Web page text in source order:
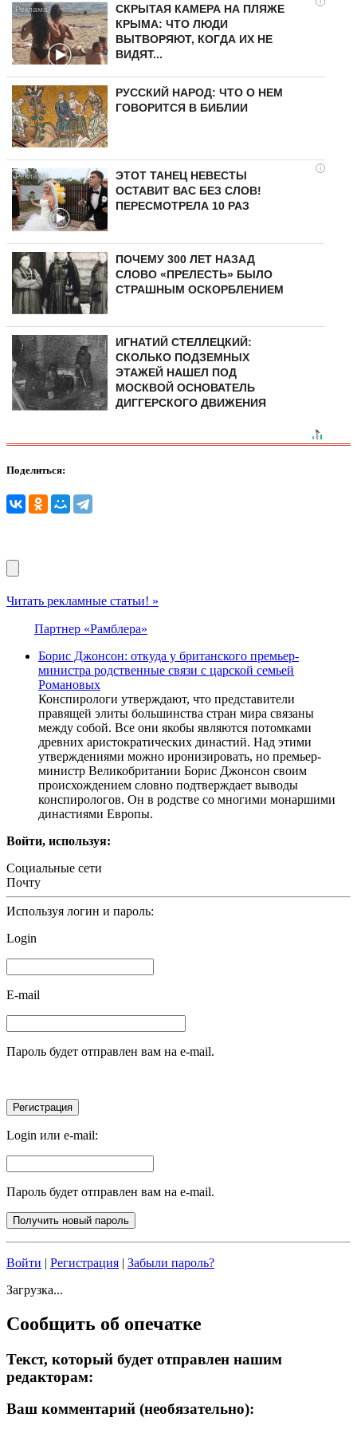
СКРЫТАЯ КАМЕРА НА ПЛЯЖЕ
КРЫМА: ЧТО ЛЮДИ
ВЫТВОРЯЮТ, КОГДА ИХ НЕ
ВИДЯТ...
РУССКИЙ НАРОД: ЧТО О НЕМ
ГОВОРИТСЯ В БИБЛИИ
i
ЭТОТ ТАНЕЦ НЕВЕСТЫ
ОСТАВИТ ВАС БЕЗ СЛОВ!
ПЕРЕСМОТРЕЛА 10 РАЗ
ПОЧЕМУ 300 ЛЕТ НАЗАД
СЛОВО «ПРЕЛЕСТЬ» БЫЛО
СТРАШНЫМ ОСКОРБЛЕНИЕМ
ИГНАТИЙ СТЕЛЛЕЦКИЙ:
СКОЛЬКО ПОДЗЕМНЫХ
ЭТАЖЕЙ НАШЕЛ ПОД
МОСКВОЙ ОСНОВАТЕЛЬ
ДИГГЕРСКОГО ДВИЖЕНИЯ
Поделиться:
Читать рекламные статьи! »
Партнер «Рамблера»
Борис Джонсон: откуда у британского премьер-
министра родственные связи с царской семьей
Романовых
Конспирологи утверждают, что представители
правящей элиты большинства стран мира связаны
между собой. Все они якобы являются потомками
древних аристократических династий. Над этими
утверждениями можно иронизировать, но премьер-
министр Великобритании Борис Джонсон своим
происхождением словно подтверждает выводы
конспирологов. Он в родстве со многими монаршими
династиями Европы.
Войти, используя:
Социальные сети
Почту
Используя логин и пароль:
Login
E-mail
Пароль будет отправлен вам на e-mail.
Login или e-mail:
Пароль будет отправлен вам на e-mail.
Войти | Регистрация | Забыли пароль?
Загрузка...
Сообщить об опечатке
Текст, который будет отправлен нашим
редакторам:
Ваш комментарий (необязательно):